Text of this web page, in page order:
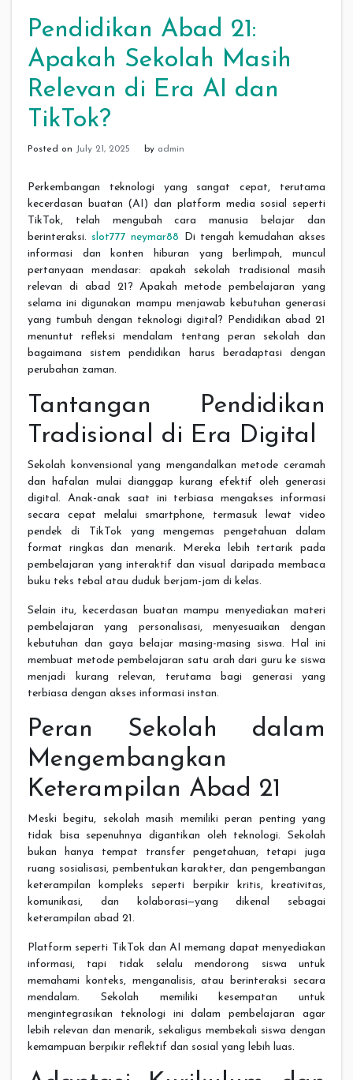
Pendidikan Abad 21:
Apakah Sekolah Masih
Relevan di Era AI dan
TikTok?
Posted on July 21, 2025 by admin
Perkembangan teknologi yang sangat cepat, terutama
kecerdasan buatan (AI) dan platform media sosial seperti
TikTok, telah mengubah cara manusia belajar dan
berinteraksi. slot777 neymar88 Di tengah kemudahan akses
informasi dan konten hiburan yang berlimpah, muncul
pertanyaan mendasar: apakah sekolah tradisional masih
relevan di abad 21? Apakah metode pembelajaran yang
selama ini digunakan mampu menjawab kebutuhan generasi
yang tumbuh dengan teknologi digital? Pendidikan abad 21
menuntut refleksi mendalam tentang peran sekolah dan
bagaimana sistem pendidikan harus beradaptasi dengan
perubahan zaman.
Tantangan Pendidikan
Tradisional di Era Digital
Sekolah konvensional yang mengandalkan metode ceramah
dan hafalan mulai dianggap kurang efektif oleh generasi
digital. Anak-anak saat ini terbiasa mengakses informasi
secara cepat melalui smartphone, termasuk lewat video
pendek di TikTok yang mengemas pengetahuan dalam
format ringkas dan menarik. Mereka lebih tertarik pada
pembelajaran yang interaktif dan visual daripada membaca
buku teks tebal atau duduk berjam-jam di kelas.
Selain itu, kecerdasan buatan mampu menyediakan materi
pembelajaran yang personalisasi, menyesuaikan dengan
kebutuhan dan gaya belajar masing-masing siswa. Hal ini
membuat metode pembelajaran satu arah dari guru ke siswa
menjadi kurang relevan, terutama bagi generasi yang
terbiasa dengan akses informasi instan.
Peran Sekolah dalam
Mengembangkan
Keterampilan Abad 21
Meski begitu, sekolah masih memiliki peran penting yang
tidak bisa sepenuhnya digantikan oleh teknologi. Sekolah
bukan hanya tempat transfer pengetahuan, tetapi juga
ruang sosialisasi, pembentukan karakter, dan pengembangan
keterampilan kompleks seperti berpikir kritis, kreativitas,
komunikasi, dan kolaborasi—yang dikenal sebagai
keterampilan abad 21.
Platform seperti TikTok dan AI memang dapat menyediakan
informasi, tapi tidak selalu mendorong siswa untuk
memahami konteks, menganalisis, atau berinteraksi secara
mendalam. Sekolah memiliki kesempatan untuk
mengintegrasikan teknologi ini dalam pembelajaran agar
lebih relevan dan menarik, sekaligus membekali siswa dengan
kemampuan berpikir reflektif dan sosial yang lebih luas.